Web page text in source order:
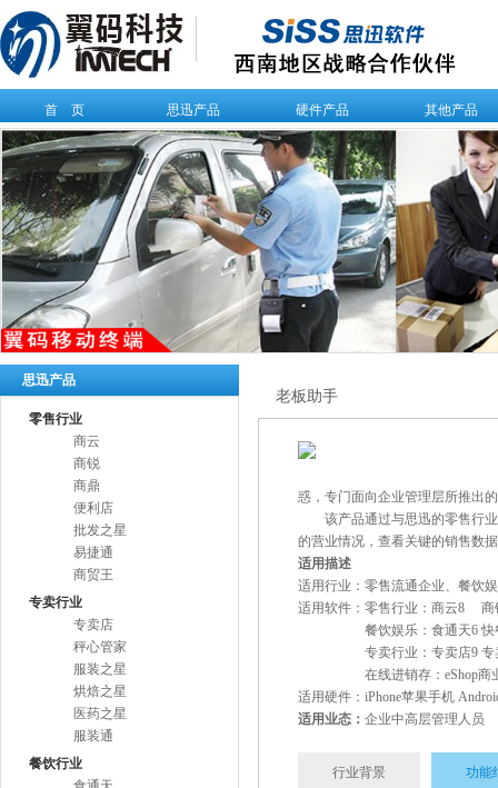
首 页 思迅产品 硬件产品 其他产品
思迅产品
零售行业
商云
商锐
商鼎
便利店
批发之星
易捷通
商贸王
专卖行业
专卖店
秤心管家
服装之星
烘焙之星
医药之星
服装通
餐饮行业
老板助手
惑，专门面向企业管理层所推出
该产品通过与思迅的零售行业
的营业情况，查看关键的销售数
适用描述
适用行业：零售流通企业、餐饮
适用软件：零售行业：商云8
餐饮娱乐：食通天6 快餐
专卖行业：专卖店9 专卖
在线进销存：eShop商业4
适用硬件：iPhone苹果手机
适用业态： 企业中高层管理人员
行业背景 功能